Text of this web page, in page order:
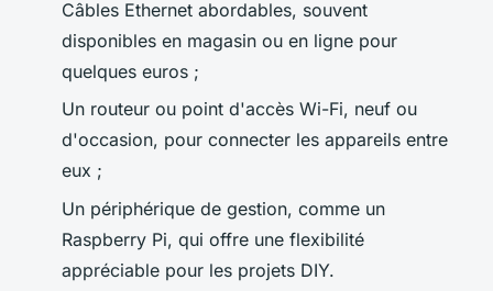
Câbles Ethernet abordables, souvent
disponibles en magasin ou en ligne pour
quelques euros ;
Un routeur ou point d'accès Wi-Fi, neuf ou
d'occasion, pour connecter les appareils entre
eux ;
Un périphérique de gestion, comme un
Raspberry Pi, qui offre une flexibilité
appréciable pour les projets DIY.